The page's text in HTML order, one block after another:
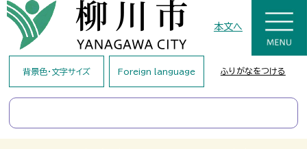
本文へ
背景色・文字サイズ Foreign language ふりがなをつける